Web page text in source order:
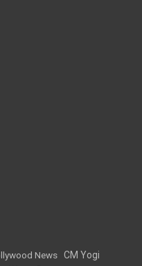
News CM Yogi